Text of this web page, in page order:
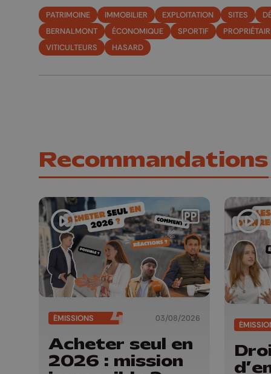
PATRIMOINE IMMOBILIER EXPLOITATION SITES
BERNALMONT
ÉCONOMIQUE SPORTIF
VITICULTEURS
HASARD
Recommandations
ÉMISSIONS 03/08/2026
Acheter seul en
2026 : mission